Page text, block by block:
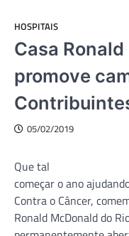
HOSPITAIS
Casa
promove
05/02/2019
Que tal
começar o ano
Contra o Câncer,
Ronald McDonald do